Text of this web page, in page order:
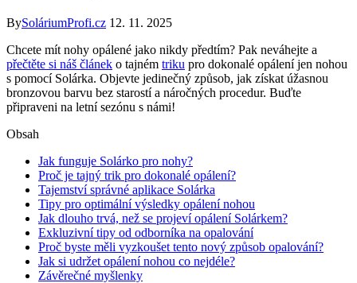
BySoláriumProfi.cz 12. 11. 2025
Chcete mít nohy opálené jako nikdy předtím? Pak neváhejte a
přečtěte si náš článek o tajném triku pro dokonalé opálení jen nohou
s pomocí Solárka. Objevte jedinečný způsob, jak získat úžasnou
bronzovou barvu bez starostí a náročných procedur. Buďte
připraveni na letní sezónu s námi!
Obsah
Jak funguje Solárko pro nohy?
Proč je tajný trik pro dokonalé opálení?
Tajemství správné aplikace Solárka
Tipy pro optimální výsledky opálení nohou
Jak dlouho trvá, než se projeví opálení Solárkem?
Exkluzivní tipy od odborníka na opalování
Proč byste měli vyzkoušet tento nový způsob opalování?
Jak si udržet opálení nohou co nejdéle?
Závěrečné myšlenky